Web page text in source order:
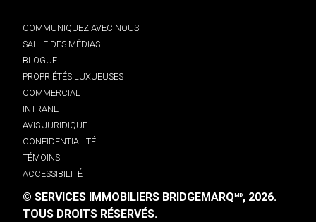
COMMUNIQUEZ AVEC NOUS
SALLE DES MÉDIAS
BLOGUE
PROPRIÉTÉS LUXUEUSES
COMMERCIAL
INTRANET
AVIS JURIDIQUE
CONFIDENTIALITÉ
TÉMOINS
ACCESSIBILITÉ
© SERVICES IMMOBILIERS BRIDGEMARQMD, 2026.
TOUS DROITS RÉSERVÉS.